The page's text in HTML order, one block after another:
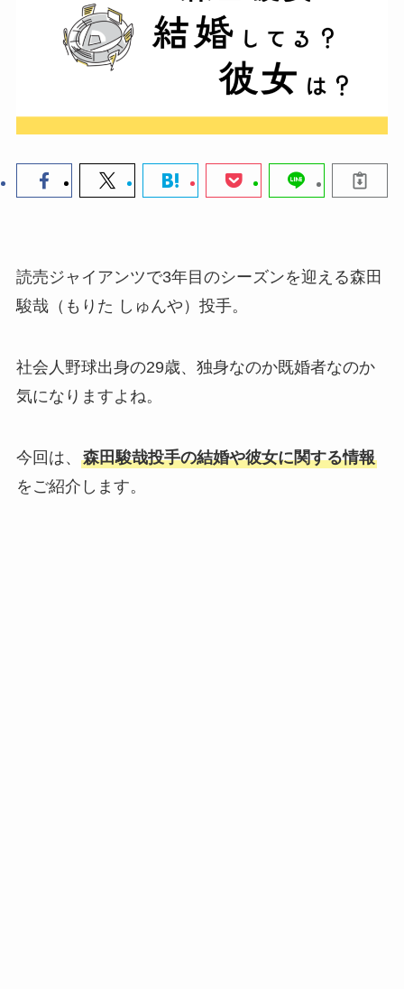
読売ジャイアンツで3年目のシーズンを迎える森田
駿哉（もりた しゅんや）投手。
社会人野球出身の29歳、独身なのか既婚者なのか
気になりますよね。
今回は、 森田駿哉投手の結婚や彼女に関する情報
をご紹介します。